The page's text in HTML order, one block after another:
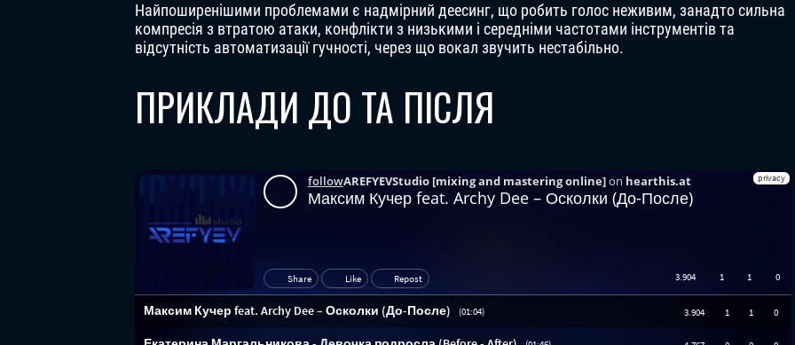
Найпоширенішими проблемами є надмірний деесинг, що робить голос неживим, занадто сильна
компресія з втратою атаки, конфлікти з низькими і середніми частотами інструментів та
відсутність автоматизації гучності, через що вокал звучить нестабільно.
ПРИКЛАДИ ДО ТА ПІСЛЯ